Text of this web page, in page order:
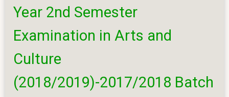
Year
1st
Semester
2019
2020
Translation
Year 2nd Semester
Examination in Arts and
Culture
(2018/2019)-2017/2018 Batch